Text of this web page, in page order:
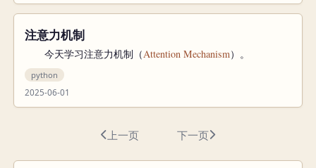
注意力机制
今天学习注意力机制（Attention Mechanism）。
python
2025-06-01
上一页 下一页